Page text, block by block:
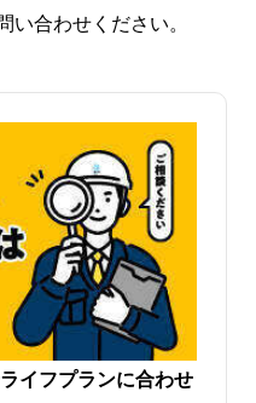
い合わせください。
イフプランに合わせ